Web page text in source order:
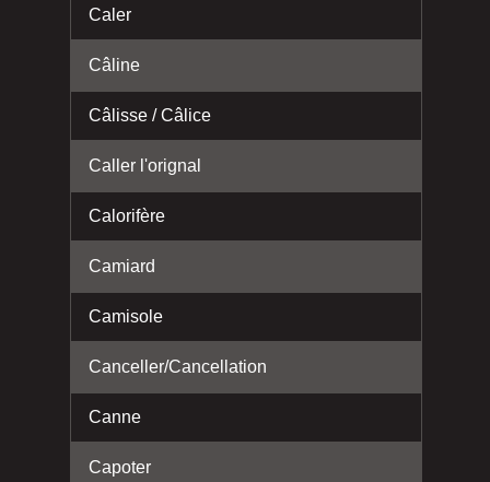
Caler
Câline
Câlisse / Câlice
Caller l'orignal
Calorifère
Camiard
Camisole
Canceller/Cancellation
Canne
Capoter